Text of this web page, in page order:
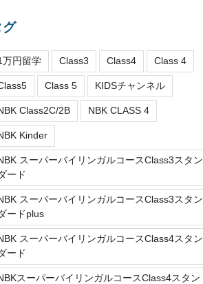
グ
万円留学 Class3 Class4 Class 4
Class 5 KIDSチャンネル
Class2C/2B NBK CLASS 4
Kinder
スーパーバイリンガルコースClass3スタン
ード
スーパーバイリンガルコースClass3スタン
ードplus
スーパーバイリンガルコースClass4スタン
ード
スーパーバイリンガルコースClass4スタン